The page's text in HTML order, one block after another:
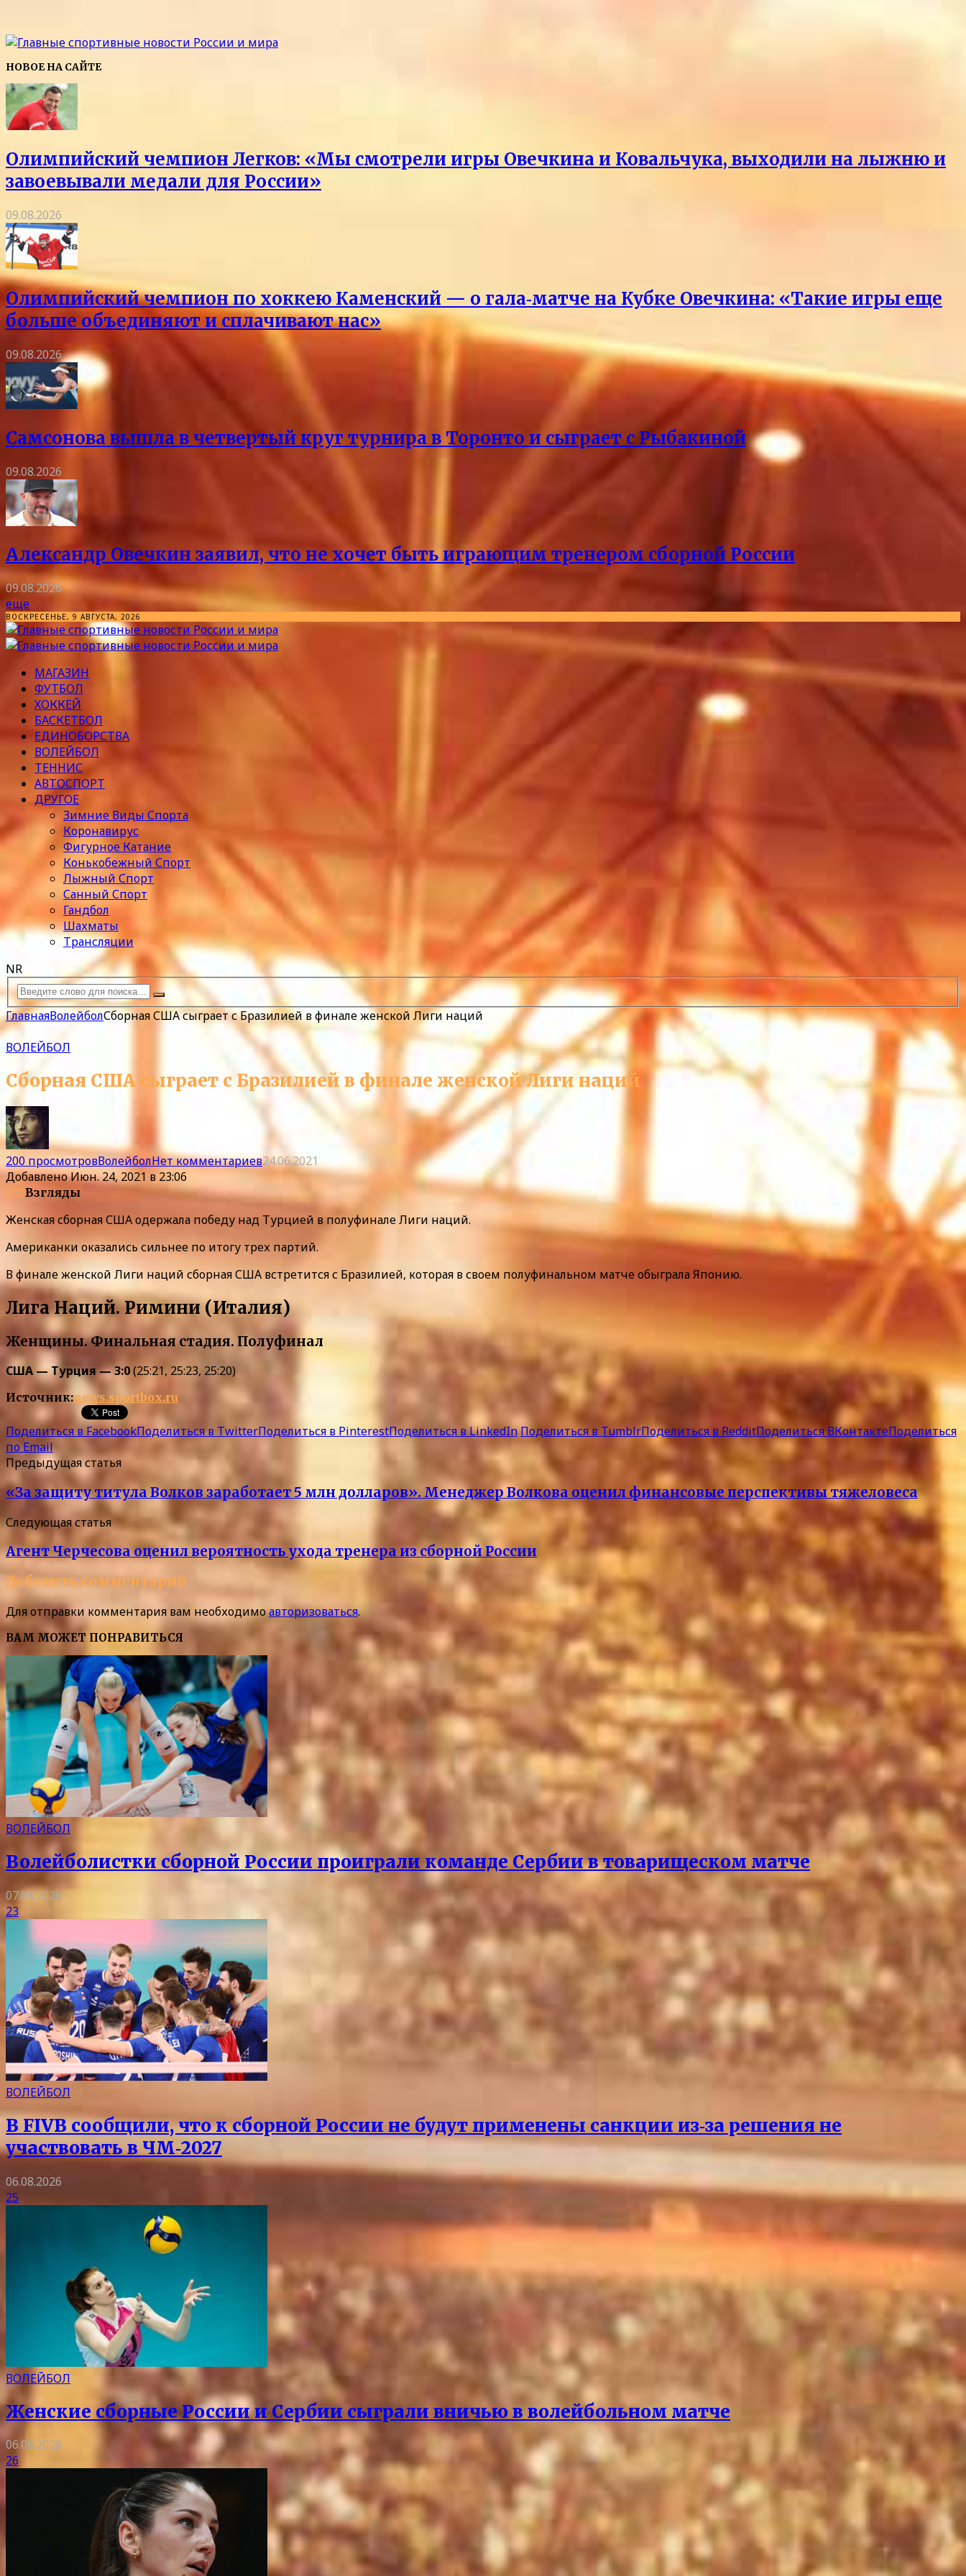
НОВОЕ НА САЙТЕ
Олимпийский чемпион Легков: «Мы смотрели игры Овечкина и Ковальчука, выходили на лыжню и
завоевывали медали для России»
09.08.2026
Олимпийский чемпион по хоккею Каменский — о гала‑матче на Кубке Овечкина: «Такие игры еще
больше объединяют и сплачивают нас»
09.08.2026
Самсонова вышла в четвертый круг турнира в Торонто и сыграет с Рыбакиной
09.08.2026
Александр Овечкин заявил, что не хочет быть играющим тренером сборной России
09.08.2026
еще
ВОСКРЕСЕНЬЕ, 9 АВГУСТА, 2026
МАГАЗИН
ФУТБОЛ
ХОККЕЙ
БАСКЕТБОЛ
ЕДИНОБОРСТВА
ВОЛЕЙБОЛ
ТЕННИС
АВТОСПОРТ
ДРУГОЕ
Зимние Виды Спорта
Коронавирус
Фигурное Катание
Конькобежный Спорт
Лыжный Спорт
Санный Спорт
Гандбол
Шахматы
Трансляции
NR
ГлавнаяВолейболСборная США сыграет с Бразилией в финале женской Лиги наций
ВОЛЕЙБОЛ
Сборная США сыграет с Бразилией в финале женской Лиги наций
200 просмотровВолейболНет комментариев24.06.2021
ДобавленоИюн. 24, 2021 в 23:06
200Взгляды
Женская сборная США одержала победу над Турцией в полуфинале Лиги наций.
Американки оказались сильнее по итогу трех партий.
В финале женской Лиги наций сборная США встретится с Бразилией, которая в своем полуфинальном матче обыграла Японию.
Лига Наций. Римини (Италия)
Женщины. Финальная стадия. Полуфинал
США — Турция — 3:0(25:21, 25:23, 25:20)
Источник:news.sportbox.ru
Поделиться в FacebookПоделиться в TwitterПоделиться в PinterestПоделиться в LinkedInПоделиться в TumblrПоделиться в RedditПоделиться ВКонтактеПоделиться
по Email
Предыдущая статья
«За защиту титула Волков заработает 5 млн долларов». Менеджер Волкова оценил финансовые перспективы тяжеловеса
Следующая статья
Агент Черчесова оценил вероятность ухода тренера из сборной России
Добавить комментарий
Для отправки комментария вам необходимоавторизоваться.
ВАМ МОЖЕТ ПОНРАВИТЬСЯ
ВОЛЕЙБОЛ
Волейболистки сборной России проиграли команде Сербии в товарищеском матче
07.08.2026
23
ВОЛЕЙБОЛ
В FIVB сообщили, что к сборной России не будут применены санкции из‑за решения не
участвовать в ЧМ‑2027
06.08.2026
25
ВОЛЕЙБОЛ
Женские сборные России и Сербии сыграли вничью в волейбольном матче
06.08.2026
26